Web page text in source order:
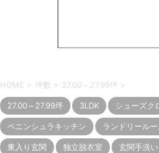
HOME > 坪数 > 27.00～27.99坪 >
27.00～27.99坪 3LDK シューズク
ペニンシュラキッチン ランドリール
東入り玄関 独立脱衣室 玄関手洗い